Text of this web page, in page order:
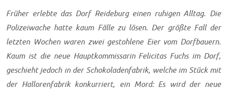
Früher erlebte das Dorf Reideburg einen ruhigen Alltag. Die
Polizeiwache hatte kaum Fälle zu lösen. Der größte Fall der
letzten Wochen waren zwei gestohlene Eier vom Dorfbauern.
Kaum ist die neue Hauptkommissarin Felicitas Fuchs im Dorf,
geschieht jedoch in der Schokoladenfabrik, welche im Stück mit
der Hallorenfabrik konkurriert, ein Mord: Es wird der neue